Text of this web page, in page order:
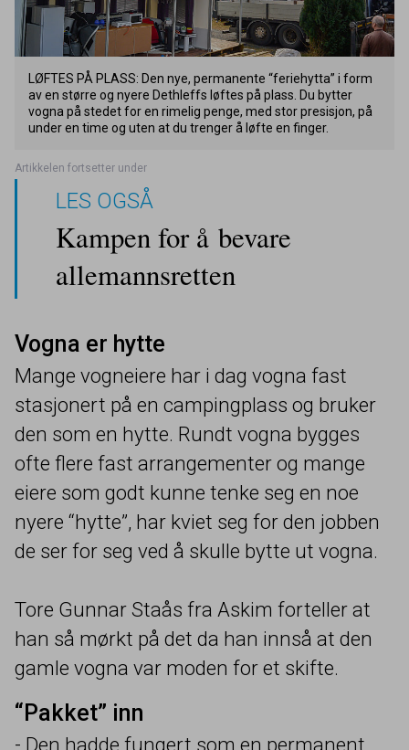
LØFTES PÅ PLASS: Den nye, permanente “feriehytta” i form
av en større og nyere Dethleffs løftes på plass. Du bytter
vogna på stedet for en rimelig penge, med stor presisjon, på
under en time og uten at du trenger å løfte en finger.
LES OGSÅ
Kampen for å bevare
allemannsretten
Vogna er hytte
Mange vogneiere har i dag vogna fast
stasjonert på en campingplass og bruker
den som en hytte. Rundt vogna bygges
ofte flere fast arrangementer og mange
eiere som godt kunne tenke seg en noe
nyere “hytte”, har kviet seg for den jobben
de ser for seg ved å skulle bytte ut vogna.
Tore Gunnar Staås fra Askim forteller at
han så mørkt på det da han innså at den
gamle vogna var moden for et skifte.
“ Pakket” inn
- Den hadde fungert som en permanent